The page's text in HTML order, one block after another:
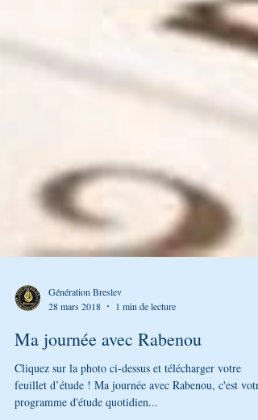
28 mars 2018
1 min de lecture
Ma journée avec Rabenou
Cliquez sur la photo ci-dessus et télécharger votre
feuillet d’étude ! Ma journée avec Rabenou, c'est votre